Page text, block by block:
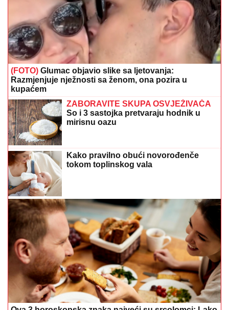
(FOTO) Glumac objavio slike sa ljetovanja:
Razmjenjuje nježnosti sa ženom, ona pozira u
kupaćem
ZABORAVITE SKUPA OSVJEŽIVAČA
So i 3 sastojka pretvaraju hodnik u
mirisnu oazu
Kako pravilno obući novorođenče
tokom toplinskog vala